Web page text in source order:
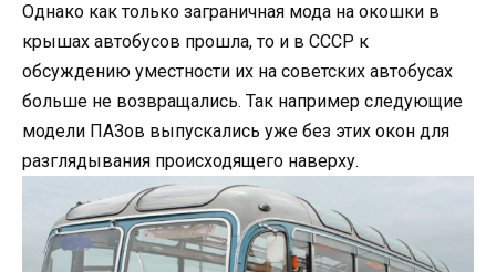
Однако как только заграничная мода на окошки в
крышах автобусов прошла, то и в СССР к
обсуждению уместности их на советских автобусах
больше не возвращались. Так например следующие
модели ПАЗов выпускались уже без этих окон для
разглядывания происходящего наверху.